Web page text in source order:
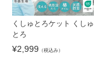
くしゅとろケット くしゅ
とろ
¥2,999 （税込み）